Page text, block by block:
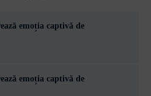
emoția captivă de
emoția captivă de